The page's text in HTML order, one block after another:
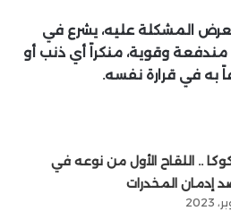
بعرض المشكلة عليه، يشرع في
وقوية، منكراً أي ذنب أو
به في قرارة نفسه.
.. اللقاح الأول من نوعه في
إدمان المخدرات